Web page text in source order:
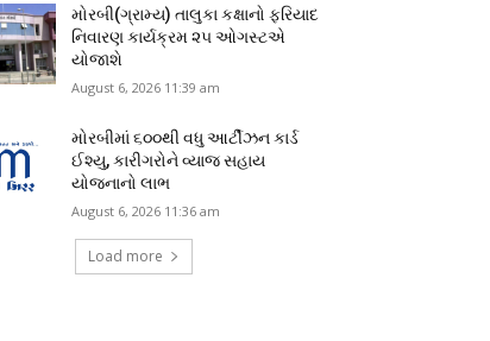
મોરબી(ગ્રામ્ય) તાલુકા કક્ષાનો ફરિયાદ
નિવારણ કાર્યક્રમ ૨૫ ઓગસ્ટએ
યોજાશે
August 6, 2026 11:39 am
મોરબીમાં ૬૦૦થી વધુ આર્ટીઝન કાર્ડ
ઈશ્યુ, કારીગરોને વ્યાજ સહાય
યોજનાનો લાભ
August 6, 2026 11:36 am
Load more